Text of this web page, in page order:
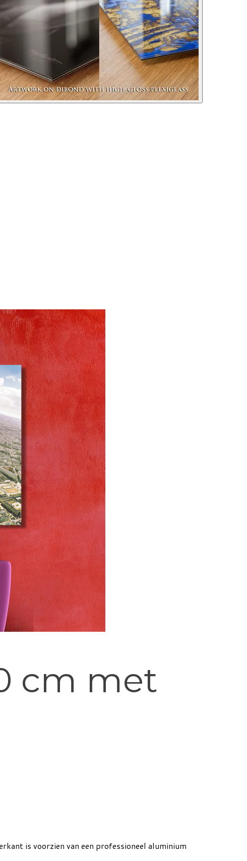
cm met
is voorzien van een professioneel aluminium